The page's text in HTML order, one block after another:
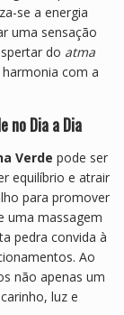
se a energia
uma sensação
do atma
com a
no Dia a Dia
Verde pode ser
equilíbrio e atrair
para promover
uma massagem
pedra convida à
Ao
não apenas um
luz e